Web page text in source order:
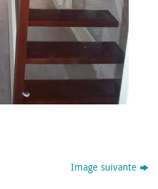
Image suivante